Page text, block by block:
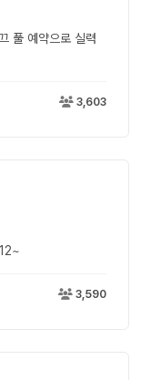
풀 예약으로 실력
3,603
3,590